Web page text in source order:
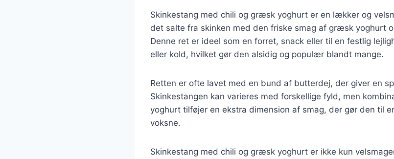
Skinkestang med chili og græsk yoghurt er en lækker og
det salte fra skinken med den friske smag af græsk yoghurt
Denne ret er ideel som en forret, snack eller til en festlig
eller kold, hvilket gør den alsidig og populær blandt mange.
Retten er ofte lavet med en bund af butterdej, der giver en
Skinkestangen kan varieres med forskellige fyld, men
yoghurt tilføjer en ekstra dimension af smag, der gør den til
voksne.
Skinkestang med chili og græsk yoghurt er ikke kun